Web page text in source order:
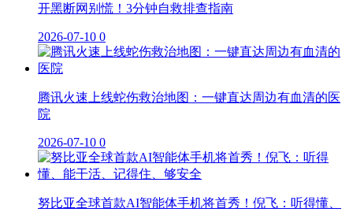
开黑断网别慌！3分钟自救排查指南
2026-07-10 0
腾讯火速上线蛇伤救治地图：一键直达周边有血清的医
院
2026-07-10 0
努比亚全球首款AI智能体手机将首秀！倪飞：听得懂、